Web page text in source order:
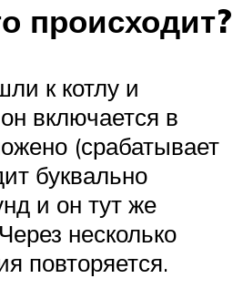
происходит?
к котлу и
включается в
(срабатывает
буквально
и он тут же
несколько
повторяется.